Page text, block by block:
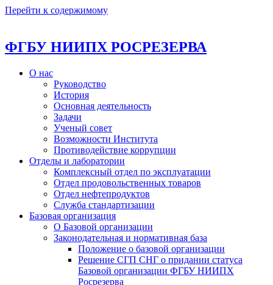
Перейти к содержимому
ФГБУ НИИПХ РОСРЕЗЕРВА
О нас
Руководство
История
Основная деятельность
Задачи
Ученый совет
Возможности Института
Противодействие коррупции
Отделы и лаборатории
Комплексный отдел по эксплуатации
Отдел продовольственных товаров
Отдел нефтепродуктов
Служба стандартизации
Базовая организация
О Базовой организации
Законодательная и нормативная база
Положение о базовой организации
Решение СГП СНГ о придании статуса
Базовой организации ФГБУ НИИПХ
Росрезерва